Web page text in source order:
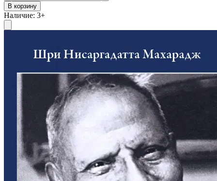
В корзину
Наличие: 3+